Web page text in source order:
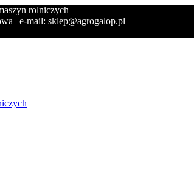
rolniczych
| e-mail: sklep@agrogalop.pl